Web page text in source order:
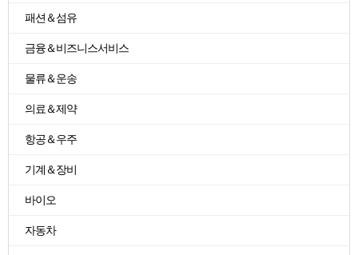
패션＆섬유
금융＆비즈니스서비스
물류＆운송
의료＆제약
항공＆우주
기계＆장비
바이오
자동차